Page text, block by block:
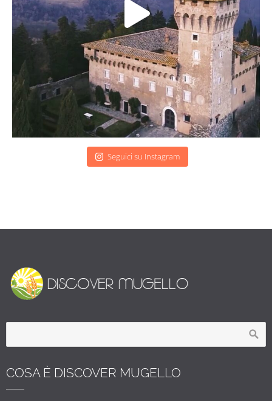
Seguici su Instagram
COSA È DISCOVER MUGELLO